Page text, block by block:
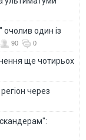
один із
90 0
ще чотирьох
через